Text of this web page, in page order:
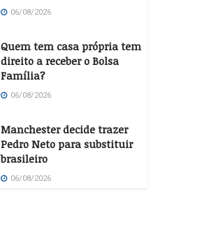
06/08/2026
Quem tem casa própria tem
direito a receber o Bolsa
Família?
06/08/2026
Manchester decide trazer
Pedro Neto para substituir
brasileiro
06/08/2026